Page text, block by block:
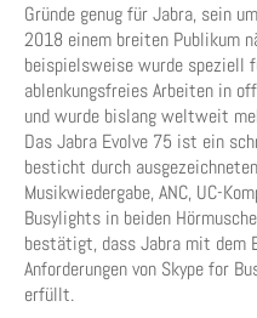
Gründe genug für Jabra, sein
2018 einem breiten Publikum
beispielsweise wurde speziell
ablenkungsfreies Arbeiten in
und wurde bislang weltweit
Das Jabra Evolve 75 ist ein
besticht durch
Musikwiedergabe, ANC, UC-
Busylights in beiden
bestätigt, dass Jabra mit dem
Anforderungen von Skype for
erfüllt.